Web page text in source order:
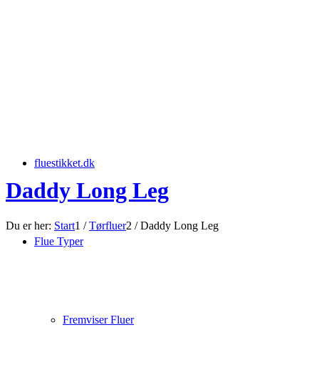
fluestikket.dk
Flue Typer
Fremviser Fluer
Daddy Long Leg
Du er her: Start1 / Tørfluer2 / Daddy Long Leg